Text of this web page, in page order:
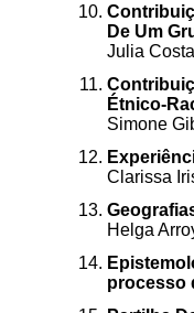
De Um
Julia
Étnico-
Simone
Clarissa
Helga
processo